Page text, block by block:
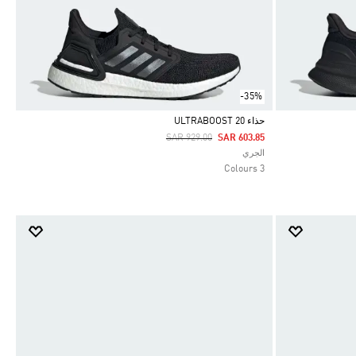
-35%
Selected
حذاء ULTRABOOST 20
Price Reduced From
SAR 929.00ToSAR 603.85
الجري
3 Colours